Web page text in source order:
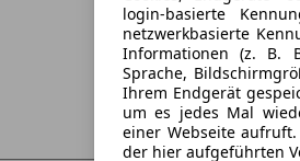
login-basierte
netzwerkbasierte
Informationen (z. B.
Sprache,
Ihrem Endgerät
um es jedes Mal
einer Webseite
der hier aufgeführten